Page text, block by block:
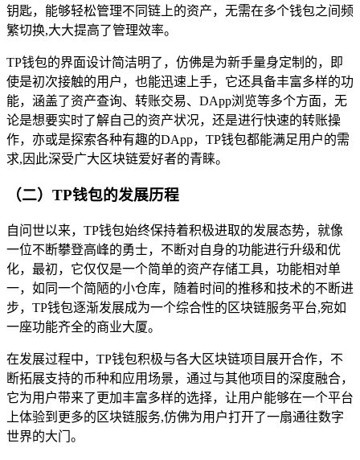
钥匙，能够轻松管理不同链上的资产，无需在多个钱包之间频
繁切换,大大提高了管理效率。
TP钱包的界面设计简洁明了，仿佛是为新手量身定制的，即
使是初次接触的用户，也能迅速上手，它还具备丰富多样的功
能，涵盖了资产查询、转账交易、DApp浏览等多个方面，无
论是想要实时了解自己的资产状况，还是进行快速的转账操
作，亦或是探索各种有趣的DApp，TP钱包都能满足用户的需
求,因此深受广大区块链爱好者的青睐。
（二）TP钱包的发展历程
自问世以来，TP钱包始终保持着积极进取的发展态势，就像
一位不断攀登高峰的勇士，不断对自身的功能进行升级和优
化，最初，它仅仅是一个简单的资产存储工具，功能相对单
一，如同一个简陋的小仓库，随着时间的推移和技术的不断进
步，TP钱包逐渐发展成为一个综合性的区块链服务平台,宛如
一座功能齐全的商业大厦。
在发展过程中，TP钱包积极与各大区块链项目展开合作，不
断拓展支持的币种和应用场景，通过与其他项目的深度融合，
它为用户带来了更加丰富多样的选择，让用户能够在一个平台
上体验到更多的区块链服务,仿佛为用户打开了一扇通往数字
世界的大门。